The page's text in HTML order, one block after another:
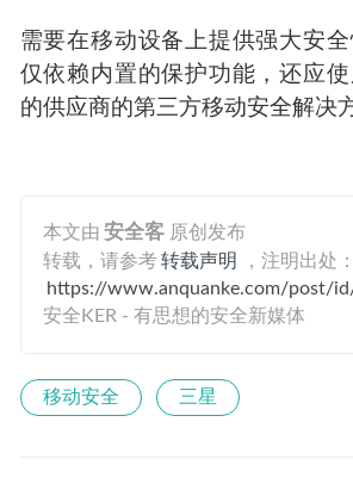
需要在移动设备上提供强大安
仅依赖内置的保护功能，还应
的供应商的第三方移动安全解决
本文由 安全客 原创发布
转载，请参考 转载声明
，注明出处：
https://www.anquanke.com/post/
安全KER - 有思想的安全新媒体
移动安全 三星